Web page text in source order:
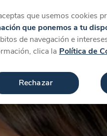
que usemos cookies
que ponemos a tu
de navegación e
clica la Política de
Rechazar